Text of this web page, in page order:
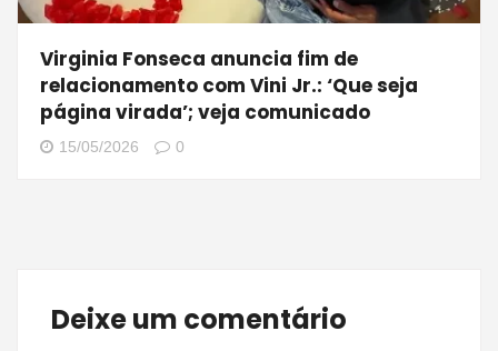
Virginia Fonseca anuncia fim de
relacionamento com Vini Jr.: ‘Que seja
página virada’; veja comunicado
15/05/2026 0
Deixe um comentário